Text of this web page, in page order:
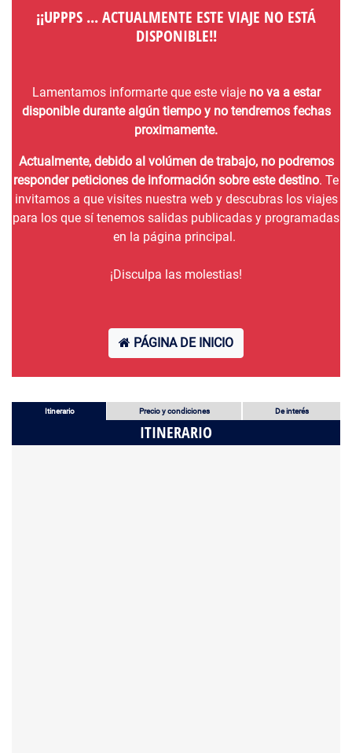
¡¡UPPPS ... ACTUALMENTE ESTE VIAJE NO ESTÁ
DISPONIBLE!!
Lamentamos informarte que este viaje no va a estar
disponible durante algún tiempo y no tendremos fechas
proximamente.
Actualmente, debido al volúmen de trabajo, no podremos
responder peticiones de información sobre este destino. Te
invitamos a que visites nuestra web y descubras los viajes
para los que sí tenemos salidas publicadas y programadas
en la página principal.
¡Disculpa las molestias!
PÁGINA DE INICIO
Itinerario Precio y condiciones De interés
ITINERARIO